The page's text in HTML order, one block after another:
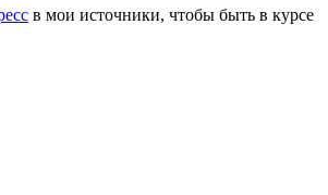
в мои источники, чтобы быть в курсе